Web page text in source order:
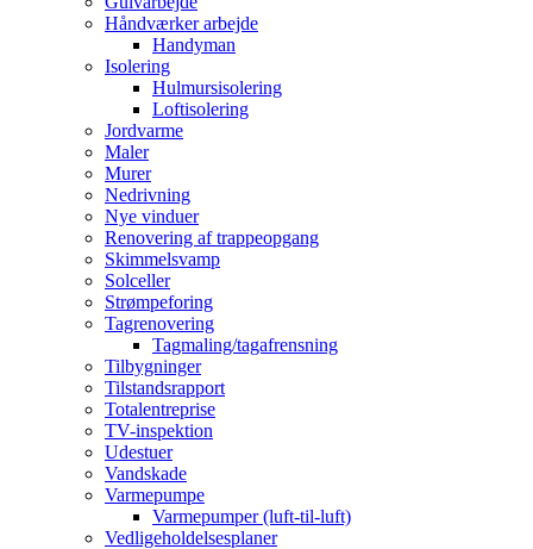
Håndværker arbejde
Handyman
Isolering
Hulmursisolering
Loftisolering
Jordvarme
Maler
Murer
Nedrivning
Nye vinduer
Renovering af trappeopgang
Skimmelsvamp
Solceller
Strømpeforing
Tagrenovering
Tagmaling/tagafrensning
Tilbygninger
Tilstandsrapport
Totalentreprise
TV-inspektion
Udestuer
Vandskade
Varmepumpe
Varmepumper (luft-til-luft)
Vedligeholdelsesplaner